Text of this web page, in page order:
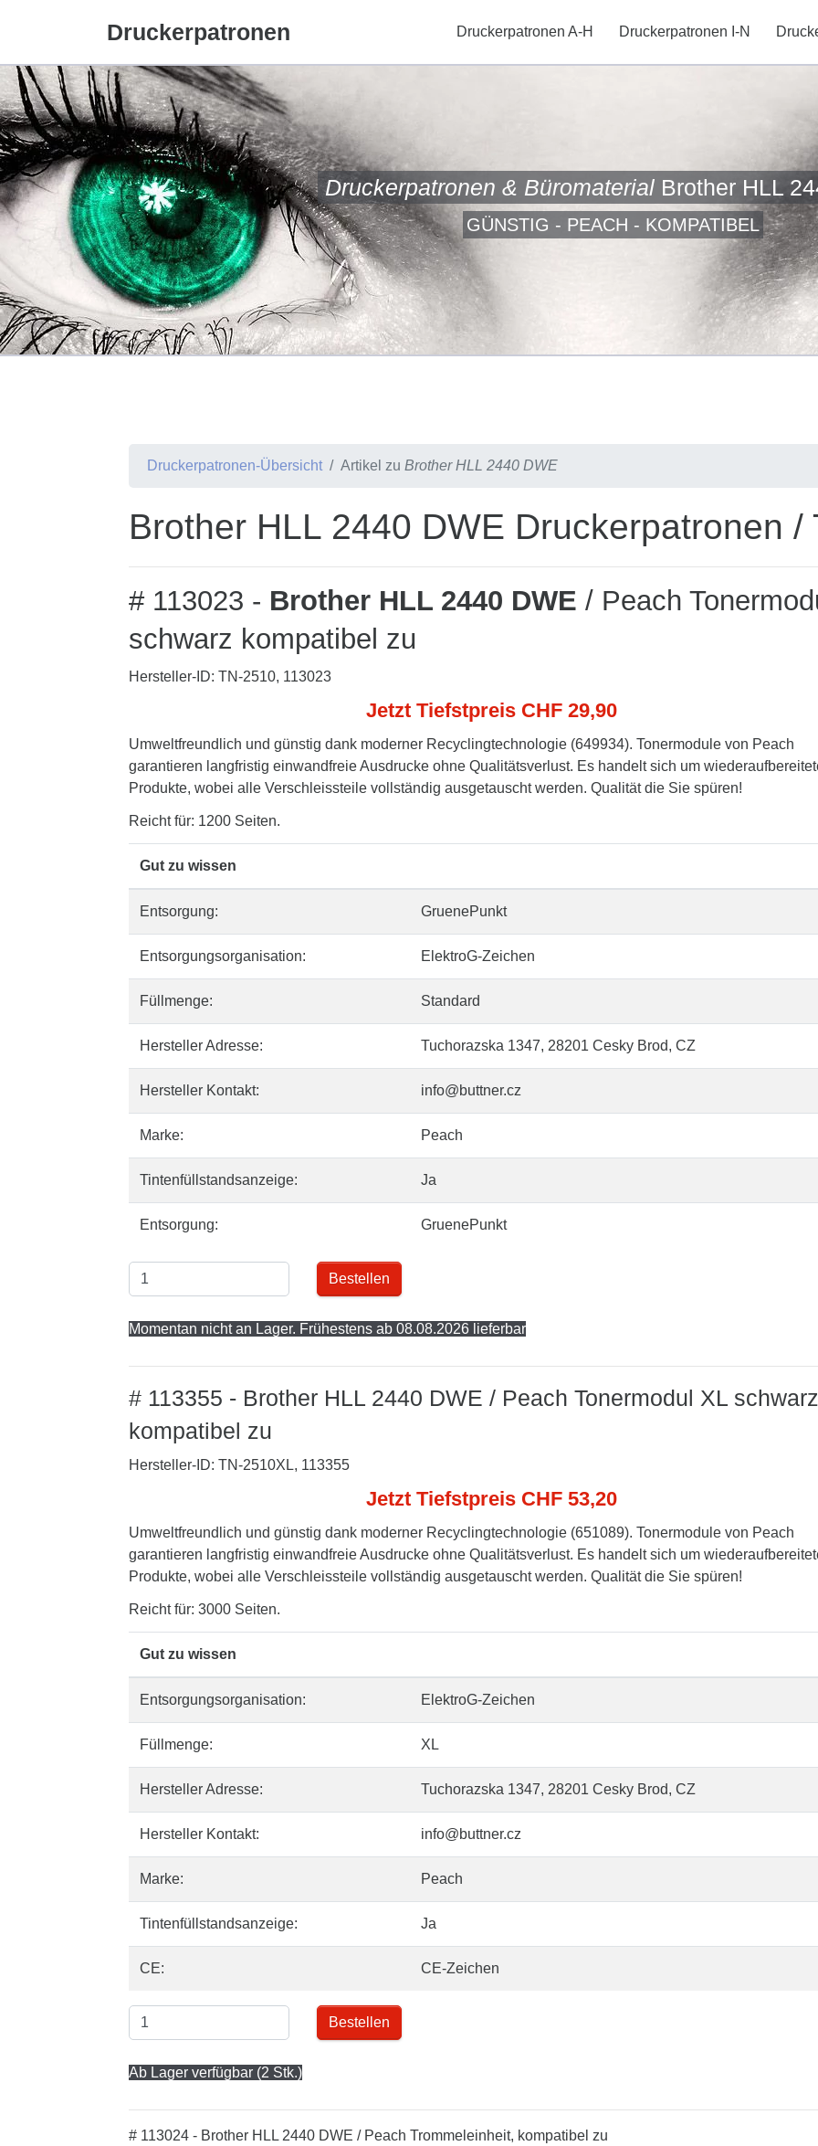
Druckerpatronen Druckerpatronen A-H Druckerpatronen I-N
Druckerpatronen & Büromaterial Brother HLL
GÜNSTIG - PEACH - KOMPATIBEL
Druckerpatronen-Übersicht Artikel zu Brother HLL 2440 DWE
Brother HLL 2440 DWE Druckerpatronen /
# 113023 - Brother HLL 2440 DWE / Peach
schwarz kompatibel zu
Hersteller-ID: TN-2510, 113023
Jetzt Tiefstpreis CHF 29,90
Umweltfreundlich und günstig dank moderner Recyclingtechnologie (649934). Tonermodule von Peach
garantieren langfristig einwandfreie Ausdrucke ohne Qualitätsverlust. Es handelt sich um
Produkte, wobei alle Verschleissteile vollständig ausgetauscht werden. Qualität die Sie spüren!
Reicht für: 1200 Seiten.
Gut zu wissen
Entsorgung: GruenePunkt
Entsorgungsorganisation: ElektroG-Zeichen
Füllmenge: Standard
Hersteller Adresse: Tuchorazska 1347, 28201 Cesky Brod, CZ
Hersteller Kontakt: info@buttner.cz
Marke: Peach
Tintenfüllstandsanzeige: Ja
Entsorgung: GruenePunkt
Bestellen
Momentan nicht an Lager. Frühestens ab 08.08.2026 lieferbar
# 113355 - Brother HLL 2440 DWE / Peach Tonermodul XL schwarz
kompatibel zu
Hersteller-ID: TN-2510XL, 113355
Jetzt Tiefstpreis CHF 53,20
Umweltfreundlich und günstig dank moderner Recyclingtechnologie (651089). Tonermodule von Peach
garantieren langfristig einwandfreie Ausdrucke ohne Qualitätsverlust. Es handelt sich um
Produkte, wobei alle Verschleissteile vollständig ausgetauscht werden. Qualität die Sie spüren!
Reicht für: 3000 Seiten.
Gut zu wissen
Entsorgungsorganisation: ElektroG-Zeichen
Füllmenge: XL
Hersteller Adresse: Tuchorazska 1347, 28201 Cesky Brod, CZ
Hersteller Kontakt: info@buttner.cz
Marke: Peach
Tintenfüllstandsanzeige: Ja
CE: CE-Zeichen
Bestellen
Ab Lager verfügbar (2 Stk.)
# 113024 - Brother HLL 2440 DWE / Peach Trommeleinheit, kompatibel zu